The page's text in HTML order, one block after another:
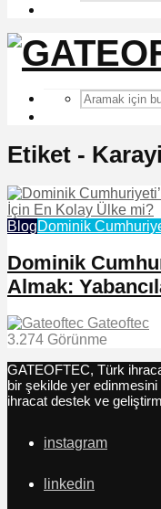
Etiket -
BlogDominik
Dominik
Almak:
Gateoftec
3.274 Görünme
GATEOFTEC, Türk
bir şekilde yer
ihracat destek ve
instagram
linkedin